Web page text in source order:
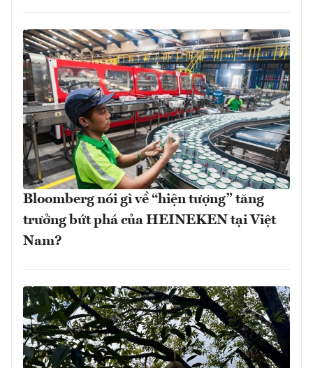
Bloomberg nói gì về “hiện tượng” tăng
trưởng bứt phá của HEINEKEN tại Việt
Nam?